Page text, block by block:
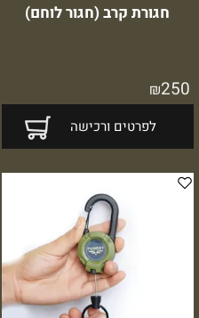
חגורת קרב (חגור לוחם)
₪250
לפרטים ורכישה